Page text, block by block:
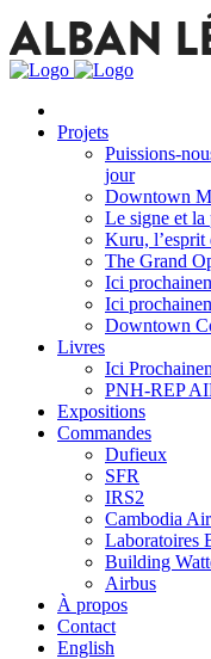
Projets
Puissions-
jour
Downtown
Le signe et la
Kuru, l’esprit
The Grand
Ici
Ici
Downtown
Livres
Ici
PNH-REP
Expositions
Commandes
Dufieux
SFR
IRS2
Cambodia
Laboratoires
Building
Airbus
À propos
Contact
English